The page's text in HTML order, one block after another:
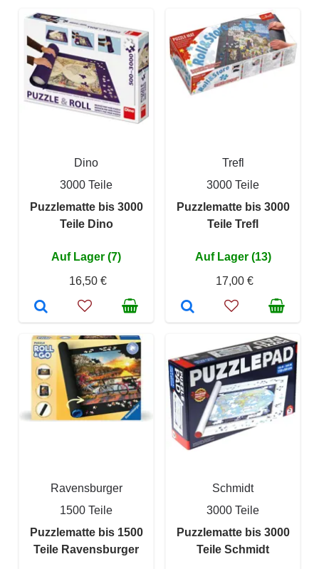
Dino
3000 Teile
Puzzlematte bis 3000
Teile Dino
Auf Lager (7)
16,50 €
Trefl
3000 Teile
Puzzlematte bis 3000
Teile Trefl
Auf Lager (13)
17,00 €
Ravensburger
1500 Teile
Puzzlematte bis 1500
Teile Ravensburger
Schmidt
3000 Teile
Puzzlematte bis 3000
Teile Schmidt